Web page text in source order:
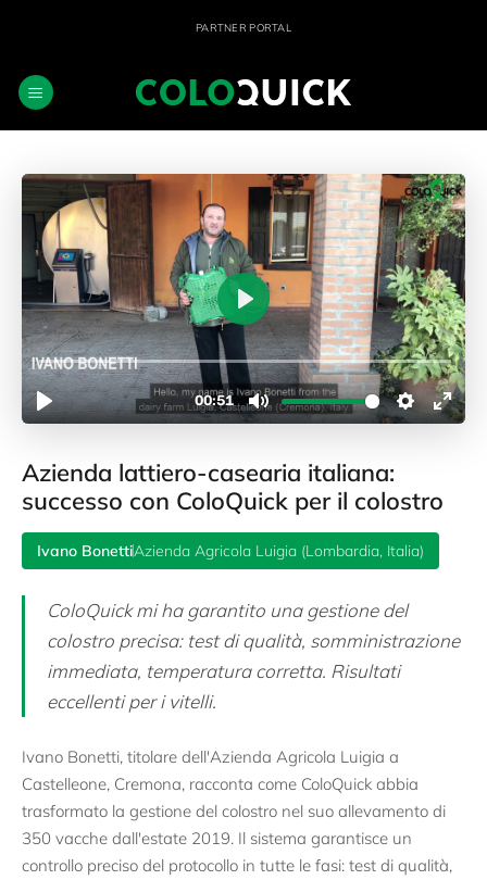
PARTNER PORTAL
Azienda lattiero-casearia italiana:
successo con ColoQuick per il colostro
Ivano BonettiAzienda Agricola Luigia (Lombardia, Italia)
ColoQuick mi ha garantito una gestione del
colostro precisa: test di qualità, somministrazione
immediata, temperatura corretta. Risultati
eccellenti per i vitelli.
Ivano Bonetti, titolare dell'Azienda Agricola Luigia a
Castelleone, Cremona, racconta come ColoQuick abbia
trasformato la gestione del colostro nel suo allevamento di
350 vacche dall'estate 2019. Il sistema garantisce un
controllo preciso del protocollo in tutte le fasi: test di qualità,